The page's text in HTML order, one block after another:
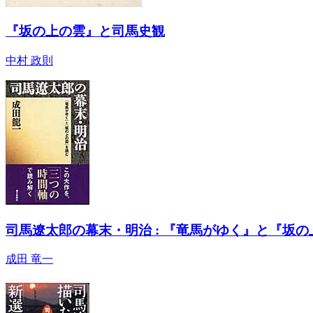
『坂の上の雲』と司馬史観
中村 政則
司馬遼太郎の幕末・明治 : 『竜馬がゆく』と『坂
成田 竜一